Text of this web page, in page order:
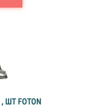
ШТ FOTON